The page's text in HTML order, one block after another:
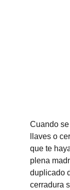
Cuando
llaves o
que te
plena
duplicado
cerradura